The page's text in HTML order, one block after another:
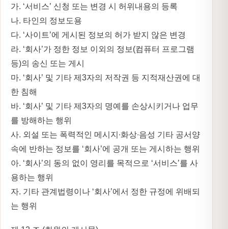
가. ‘서비스’ 신청 또는 변경 시 허위내용의 등록
나. 타인의 정보도용
다. ‘사이트’에 게시된 정보의 허가 받지 않은 변경
라. ‘회사’가 정한 정보 이외의 정보(컴퓨터 프로그램
등)의 송신 또는 게시
마. ‘회사’ 및 기타 제3자의 저작권 등 지적재산권에 대
한 침해
바. ‘회사’ 및 기타 제3자의 명예를 손상시키거나 업무
를 방해하는 행위
사. 외설 또는 폭력적인 메시지∙화상∙음성 기타 공서양
속에 반하는 정보를 ‘회사’에 공개 또는 게시하는 행위
아. ‘회사’의 동의 없이 영리를 목적으로 ‘서비스’를 사
용하는 행위
자. 기타 관계법령이나 ‘회사’에서 정한 규정에 위배되
는 행위